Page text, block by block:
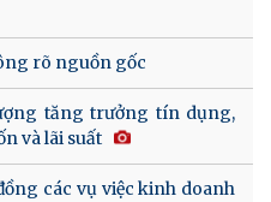
rõ nguồn gốc
tăng trưởng tín dụng,
và lãi suất
các vụ việc kinh doanh